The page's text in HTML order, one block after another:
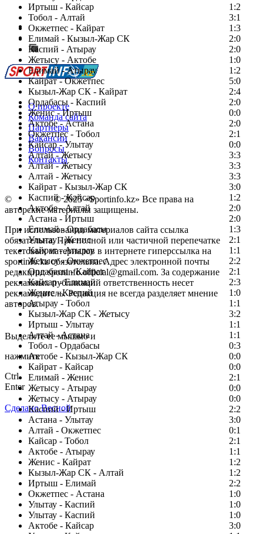
Иртыш - Кайсар
1:2
Тобол - Алтай
3:1
Окжетпес - Кайрат
1:3
Елимай - Кызыл-Жар СК
2:0
Каспий - Атырау
2:0
Жетысу - Актобе
1:0
Елимай - Атырау
1:2
Кайрат - Окжетпес
5:0
Кызыл-Жар СК - Кайрат
2:4
Ордабасы - Каспий
2:0
Женис - Иртыш
0:0
Актобе - Астана
2:0
Окжетпес - Тобол
2:1
Кайсар - Улытау
0:0
Алтай - Жетысу
3:3
Алтай - Жетысу
3:3
Алтай - Жетысу
3:3
Кайрат - Кызыл-Жар СК
3:0
Каспий - Кайсар
1:2
Актобе - Алтай
2:0
Астана - Иртыш
2:0
Елимай - Ордабасы
1:3
Улытау - Женис
2:1
Кайрат - Атырау
1:1
Жетысу - Окжетпес
2:2
Ордабасы - Кайрат
2:1
Кайсар - Елимай
2:3
Женис - Каспий
1:0
Атырау - Тобол
1:1
Кызыл-Жар СК - Жетысу
3:2
Иртыш - Улытау
1:1
Алтай - Астана
1:1
Тобол - Ордабасы
0:3
Актобе - Кызыл-Жар СК
0:0
Кайрат - Кайсар
0:0
Елимай - Женис
2:1
Жетысу - Атырау
0:0
Жетысу - Атырау
0:0
Каспий - Иртыш
2:2
Астана - Улытау
3:0
Алтай - Окжетпес
0:1
Кайсар - Тобол
2:1
Актобе - Атырау
1:1
Женис - Кайрат
1:2
Кызыл-Жар СК - Алтай
1:2
Иртыш - Елимай
2:2
Окжетпес - Астана
1:0
Улытау - Каспий
1:0
Улытау - Каспий
1:0
Актобе - Кайсар
3:0
Есть идея?
Сообщить о мероприятии
Перейти на старый сайт
О проекте
Команда сайта
Партнеры
Вакансии
Вопросы
Контакты
© Copyright© 2025 «Sportinfo.kz» Все права на
авторские материалы защищены.
При использовании материалов сайта ссылка
обязательна. При полной или частичной перепечатке
текстовых материалов в интернете гиперссылка на
sportinfo.kz обязательна. Адрес электронной почты
редакции: sportinfo.official@gmail.com. За содержание
рекламных публикаций ответственность несет
рекламодатель. Редакция не всегда разделяет мнение
авторов.
Заметили ошибку в тексте?
Выделите ее мышью и
нажмите
Ctrl
Enter
Сделано Весной